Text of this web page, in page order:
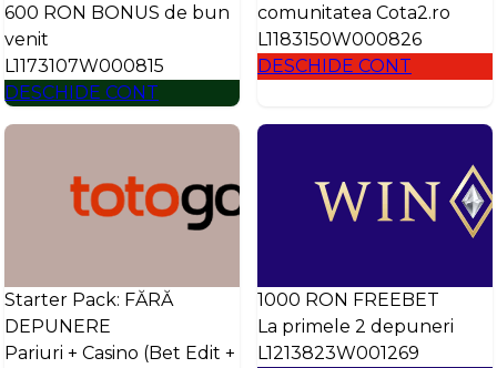
600 RON BONUS de bun
venit
L1173107W000815
DESCHIDE CONT
comunitatea Cota2.ro
L1183150W000826
DESCHIDE CONT
Starter Pack: FĂRĂ
DEPUNERE
Pariuri + Casino (Bet Edit +
1000 RON FREEBET
La primele 2 depuneri
L1213823W001269